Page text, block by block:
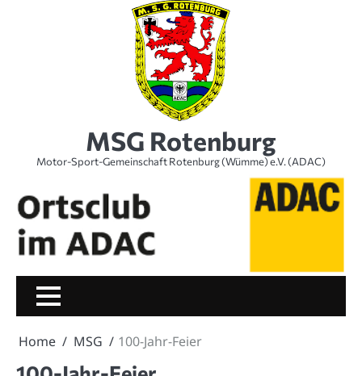
MSG Rotenburg
Motor-Sport-Gemeinschaft Rotenburg (Wümme) e.V. (ADAC)
Home MSG 100-Jahr-Feier